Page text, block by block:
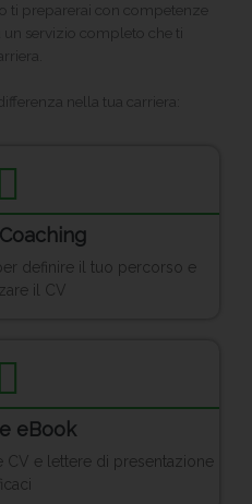
ti preparerai con competenze
un servizio completo che ti
nella tua carriera:
definire il tuo percorso e
il CV
eBook
CV e lettere di presentazione